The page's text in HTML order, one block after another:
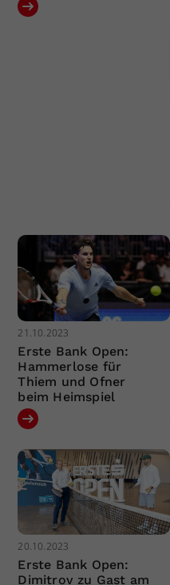
21.10.2023
Erste Bank Open:
Hammerlose für
Thiem und Ofner
beim Heimspiel
20.10.2023
Erste Bank Open:
Dimitrov zu Gast am